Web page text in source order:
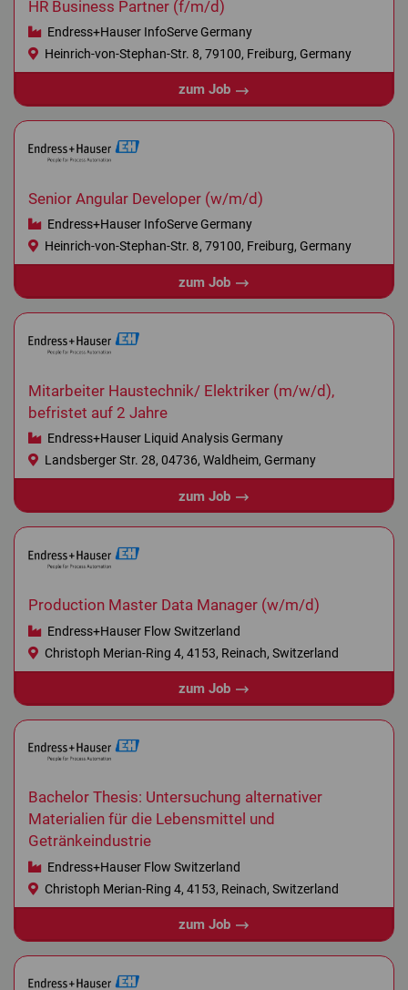
HR Business Partner (f/m/d)
Endress+Hauser InfoServe Germany
Heinrich-von-Stephan-Str. 8, 79100, Freiburg, Germany
zum Job
Senior Angular Developer (w/m/d)
Endress+Hauser InfoServe Germany
Heinrich-von-Stephan-Str. 8, 79100, Freiburg, Germany
zum Job
Mitarbeiter Haustechnik/ Elektriker (m/w/d),
befristet auf 2 Jahre
Endress+Hauser Liquid Analysis Germany
Landsberger Str. 28, 04736, Waldheim, Germany
zum Job
Production Master Data Manager (w/m/d)
Endress+Hauser Flow Switzerland
Christoph Merian-Ring 4, 4153, Reinach, Switzerland
zum Job
Bachelor Thesis: Untersuchung alternativer
Materialien für die Lebensmittel und
Getränkeindustrie
Endress+Hauser Flow Switzerland
Christoph Merian-Ring 4, 4153, Reinach, Switzerland
zum Job